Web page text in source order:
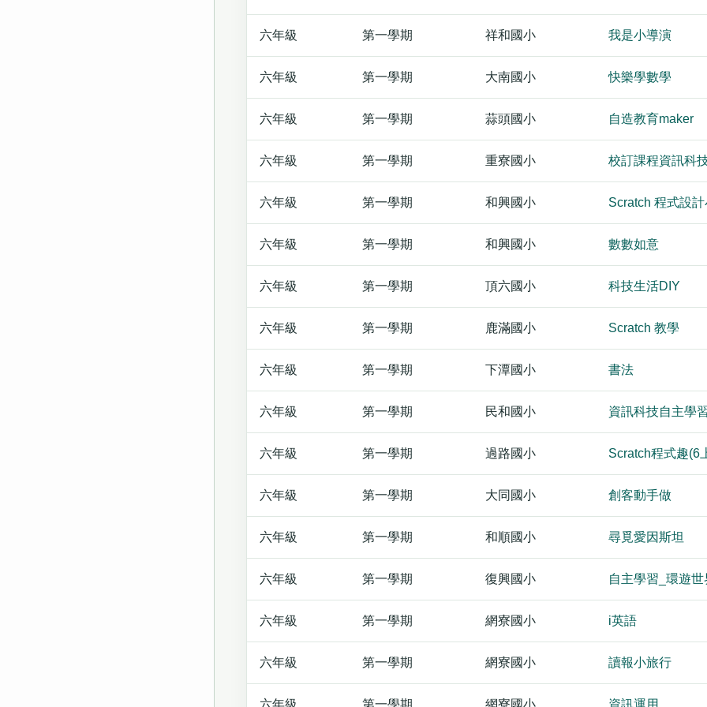
六年級 第一學期 祥和國小 我是小導演
六年級 第一學期 大南國小 快樂學數學
六年級 第一學期 蒜頭國小 自造教育maker
六年級 第一學期 重寮國小 校訂課程資訊科
六年級 第一學期 和興國小 Scratch 程式設
六年級 第一學期 和興國小 數數如意
六年級 第一學期 頂六國小 科技生活DIY
六年級 第一學期 鹿滿國小 Scratch 教學
六年級 第一學期 下潭國小 書法
六年級 第一學期 民和國小 資訊科技自主學
六年級 第一學期 過路國小 Scratch程式趣(6
六年級 第一學期 大同國小 創客動手做
六年級 第一學期 和順國小 尋覓愛因斯坦
六年級 第一學期 復興國小 自主學習_環遊世
六年級 第一學期 網寮國小 i英語
六年級 第一學期 網寮國小 讀報小旅行
六年級 第一學期 網寮國小 資訊運用